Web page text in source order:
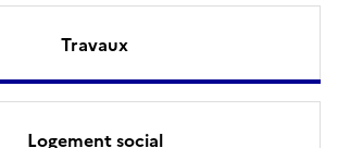
Travaux
Logement social